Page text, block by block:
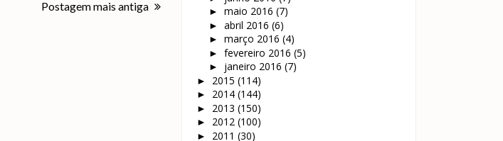
Postagem mais antiga ► maio 2016 (7)
► abril 2016 (6)
► março 2016 (4)
► fevereiro 2016 (5)
► janeiro 2016 (7)
► 2015 (114)
► 2014 (144)
► 2013 (150)
► 2012 (100)
► 2011 (30)